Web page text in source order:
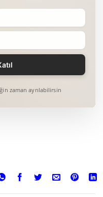
zaman ayrılabilirsin